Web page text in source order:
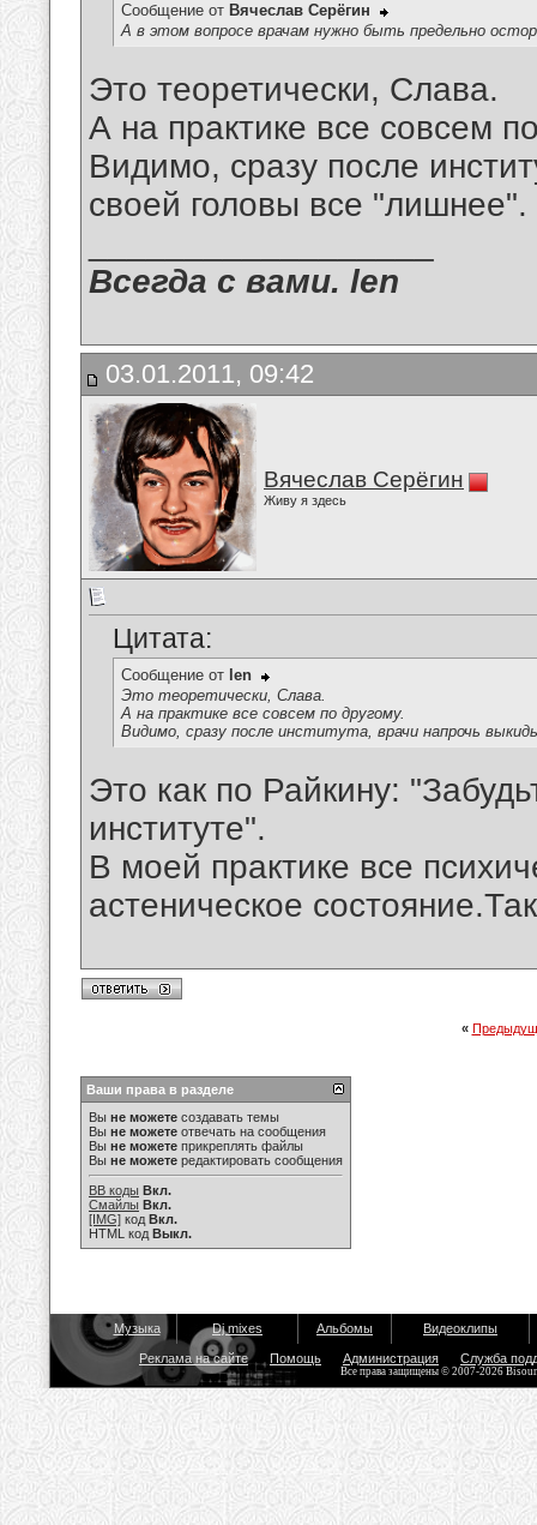
Сообщение от Вячеслав Серёгин
А в этом вопросе врачам нужно быть предельно
Это теоретически, Слава.
А на практике все совсем
Видимо, сразу после
своей головы все "лишнее".
Всегда с вами. len
03.01.2011, 09:42
Вячеслав Серёгин
Живу я здесь
Цитата:
Сообщение от len
Это теоретически, Слава.
А на практике все совсем по другому.
Видимо, сразу после института, врачи напрочь
Это как по Райкину:
институте".
В моей практике все
астеническое
«
Ваши права в разделе
Вы не можете создавать темы
Вы не можете отвечать на сообщения
Вы не можете прикреплять файлы
Вы не можете редактировать сообщения
BB коды Вкл.
Смайлы Вкл.
[IMG] код Вкл.
HTML код Выкл.
Музыка Dj mixes Альбомы Видеоклипы
Реклама на сайте Помощь Администрация Служба
Все права защищены © 2007-2026